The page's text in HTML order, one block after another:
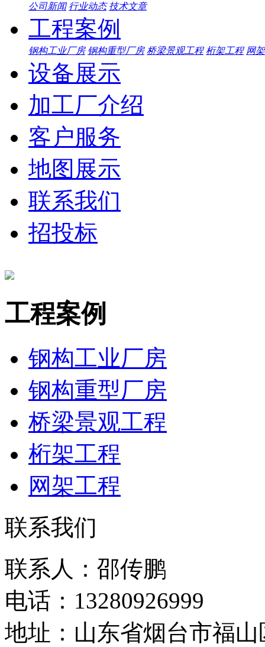
公司新闻 行业动态 技术文章
工程案例
钢构工业厂房 钢构重型厂房 桥梁景观工程 桁架工程 网
设备展示
加工厂介绍
客户服务
地图展示
联系我们
招投标
工程案例
钢构工业厂房
钢构重型厂房
桥梁景观工程
桁架工程
网架工程
联系我们
联系人：邵传鹏
电话：13280926999
地址：山东省烟台市福